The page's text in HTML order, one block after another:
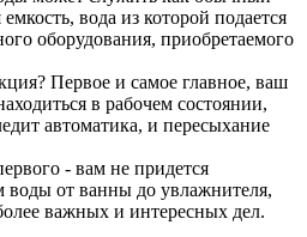
вода из которой подается
оборудования, приобретаемого
Первое и самое главное, ваш
в рабочем состоянии,
автоматика, и пересыхание
- вам не придется
воды от ванны до увлажнителя,
важных и интересных дел.